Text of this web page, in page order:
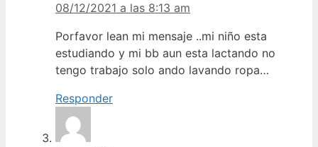
08/12/2021 a las 8:13 am
Porfavor lean mi mensaje ..mi niño esta
estudiando y mi bb aun esta lactando no
tengo trabajo solo ando lavando ropa…
Responder